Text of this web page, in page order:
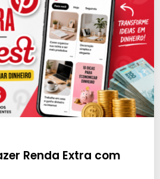
Renda Extra com